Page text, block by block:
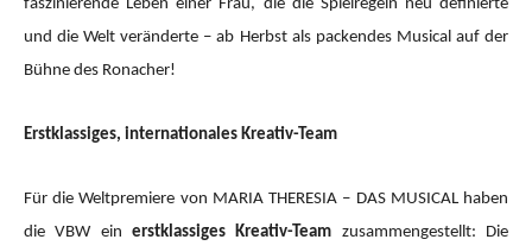
faszinierende Leben einer Frau, die die Spielregeln neu definierte
und die Welt veränderte – ab Herbst als packendes Musical auf der
Bühne des Ronacher!
Erstklassiges, internationales Kreativ-Team
Für die Weltpremiere von MARIA THERESIA – DAS MUSICAL haben
die VBW ein erstklassiges Kreativ-Team zusammengestellt: Die